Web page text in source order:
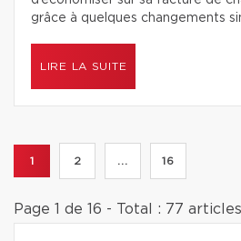
grâce à quelques changements
LIRE LA SUITE
1 2 ... 16
Page 1 de 16 - Total : 77 articles